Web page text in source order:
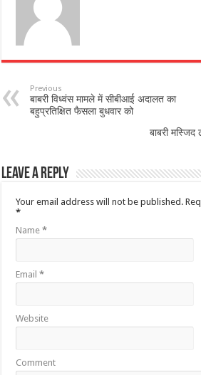
Previous
बाबरी विध्वंस मामले में सीबीआई अदालत का
बहुप्रतिक्षित फैसला बुधवार को
बाबरी
Leave a Reply
Your email address will not be published.
*
Name*
Email*
Website
Comment